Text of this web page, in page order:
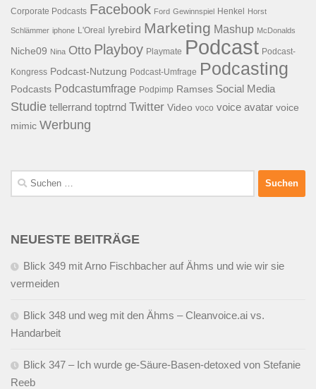
Corporate Podcasts Facebook Ford Gewinnspiel Henkel Horst
Schlämmer iphone L'Oreal lyrebird Marketing Mashup McDonalds
Niche09 Nina Otto Playboy Playmate Podcast Podcast-
Kongress Podcast-Nutzung Podcast-Umfrage Podcasting
Podcasts Podcastumfrage Podpimp Ramses Social Media
Studie tellerrand toptrnd Twitter Video voco voice avatar voice
mimic Werbung
Suchen
nach:
NEUESTE BEITRÄGE
Blick 349 mit Arno Fischbacher auf Ähms und wie wir sie
vermeiden
Blick 348 und weg mit den Ähms – Cleanvoice.ai vs.
Handarbeit
Blick 347 – Ich wurde ge-Säure-Basen-detoxed von Stefanie
Reeb